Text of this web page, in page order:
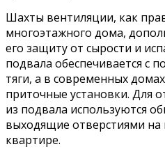
Шахты вентиляции, как
многоэтажного дома,
его защиту от сырости и
подвала обеспечивается с
тяги, а в современных
приточные установки. Для
из подвала используются
выходящие отверстиями
квартире.